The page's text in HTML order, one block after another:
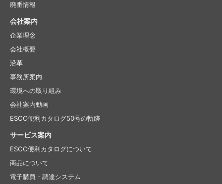
廃番情報
会社案内
企業理念
会社概要
沿革
事務所案内
環境への取り組み
会社案内動画
ESCO便利カタログ50号の軌跡
サービス案内
ESCO便利カタログについて
商品について
電子購買・調達システム